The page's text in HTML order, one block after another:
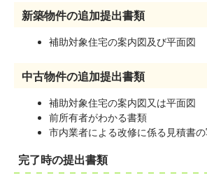
新築物件の追加提出書類
補助対象住宅の案内図及び平面図
中古物件の追加提出書類
補助対象住宅の案内図又は平面図
前所有者がわかる書類
市内業者による改修に係る見積書
完了時の提出書類